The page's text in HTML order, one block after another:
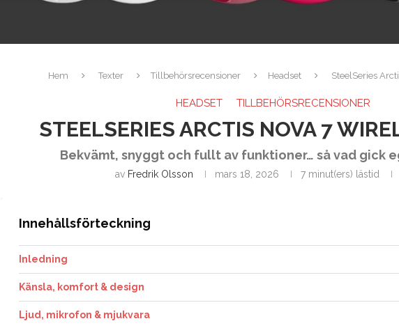
Hem Texter Tillbehörsrecensioner Headset SteelSeries
HEADSET TILLBEHÖRSRECENSIONER
STEELSERIES ARCTIS NOVA 7
Bekvämt, snyggt och fullt av funktioner… så vad gick
av Fredrik Olsson mars 18, 2026 7 minut(ers) lästid
Innehållsförteckning
Inledning
Känsla, komfort & design
Ljud, mikrofon & mjukvara